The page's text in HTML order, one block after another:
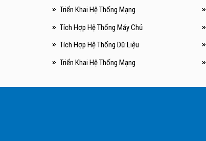
Triển Khai Hệ Thống Mạng
Tích Hợp Hệ Thống Máy Chủ
Tích Hợp Hệ Thống Dữ Liệu
Triển Khai Hệ Thống Mạng